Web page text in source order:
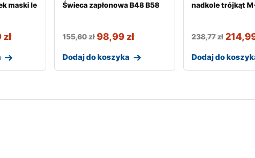
maski le
zł
Świeca zapłonowa B48 B58
155,60zł 98,99 zł
Dodaj do koszyka
nadkole trójkąt
238,77zł
Dodaj do